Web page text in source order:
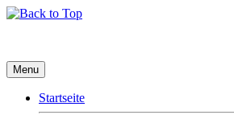
Menu
Startseite